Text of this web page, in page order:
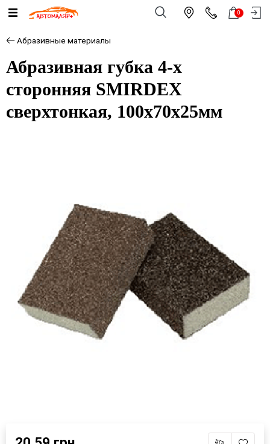
0
Абразивные материалы
Абразивная губка 4-х
сторонняя SMIRDEX
сверхтонкая, 100х70х25мм